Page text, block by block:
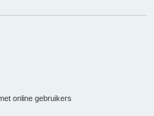
online gebruikers